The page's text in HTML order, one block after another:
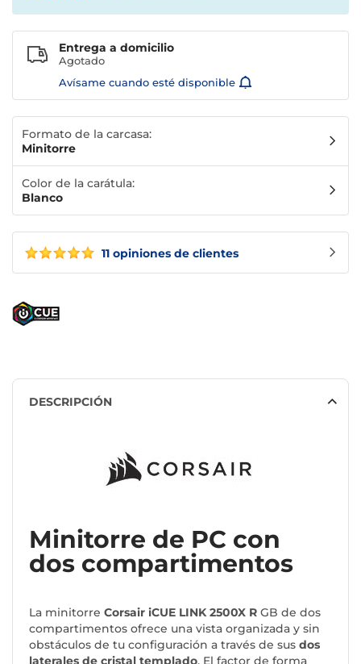
11 opiniones de clientes
Entrega a domicilio
Agotado
Avísame cuando esté disponible
Formato de la carcasa:
Minitorre
Color de la carátula:
Blanco
DESCRIPCIÓN
Minitorre de PC con
dos compartimentos
La minitorre Corsair iCUE LINK 2500X R GB de dos
compartimentos ofrece una vista organizada y sin
obstáculos de tu configuración a través de sus dos
laterales de cristal templado. El factor de forma